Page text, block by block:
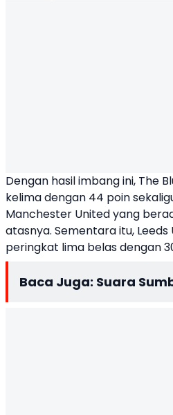
Dengan hasil imbang ini, The
kelima dengan 44 poin
Manchester United yang
atasnya. Sementara itu,
peringkat lima belas dengan
Baca Juga: Suara